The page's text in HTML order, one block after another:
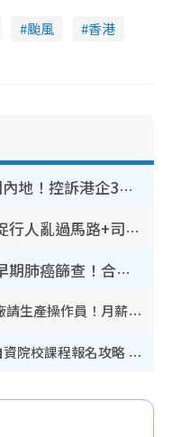
颱風
香港
高才通來港2個月辭職逃回內地！控訴港企3宗罪 歎微管理極窒息
警方即日起全港大執法！捉行人亂過馬路+司機不專注駕駛！亂過馬路罰$2000
港大公共衞生學院推免費早期肺癌篩查！合資格人士將獲全額資助定期血液化驗／電腦斷層掃描／風險評估
筍工招聘2026｜萊特維健藥廠請生產操作員！月薪高達$1.7萬 冷氣廠房/五天工作/保證雙糧
香港自資院校︱全港逾20間自資院校課程報名攻略 留位費可退/申請日期/報名連結